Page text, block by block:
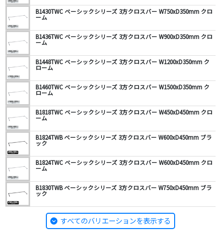
B1430TWC ベーシックシリーズ 3方クロスバー W750xD350mm クロ
ーム
B1436TWC ベーシックシリーズ 3方クロスバー W900xD350mm クロ
ーム
B1448TWC ベーシックシリーズ 3方クロスバー W1200xD350mm ク
ローム
B1460TWC ベーシックシリーズ 3方クロスバー W1500xD350mm ク
ローム
B1818TWC ベーシックシリーズ 3方クロスバー W450xD450mm クロ
ーム
B1824TWB ベーシックシリーズ 3方クロスバー W600xD450mm ブラ
ック
B1824TWC ベーシックシリーズ 3方クロスバー W600xD450mm クロ
ーム
B1830TWB ベーシックシリーズ 3方クロスバー W750xD450mm ブラ
ック
すべてのバリエーションを表示する